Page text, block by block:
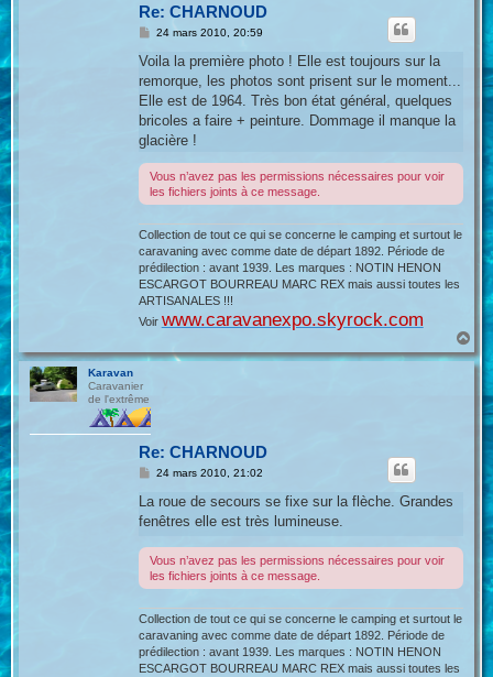
Re: CHARNOUD
M
s
a
g
24 mars 2010, 20:59
Voila la première photo ! Elle est toujours sur la
remorque, les photos sont prisent sur le moment...
Elle est de 1964. Très bon état général, quelques
bricoles a faire + peinture. Dommage il manque la
glacière !
Vous n’avez pas les permissions nécessaires pour voir
les fichiers joints à ce message.
Collection de tout ce qui se concerne le camping et surtout le
caravaning avec comme date de départ 1892. Période de
prédilection : avant 1939. Les marques : NOTIN HENON
ESCARGOT BOURREAU MARC REX mais aussi toutes les
ARTISANALES !!!
Voir www.caravanexpo.skyrock.com
a
u
Karavan
Caravanier
de l'extrême
Re: CHARNOUD
M
s
a
e
24 mars 2010, 21:02
La roue de secours se fixe sur la flèche. Grandes
fenêtres elle est très lumineuse.
Vous n’avez pas les permissions nécessaires pour voir
les fichiers joints à ce message.
Collection de tout ce qui se concerne le camping et surtout le
caravaning avec comme date de départ 1892. Période de
prédilection : avant 1939. Les marques : NOTIN HENON
ESCARGOT BOURREAU MARC REX mais aussi toutes les